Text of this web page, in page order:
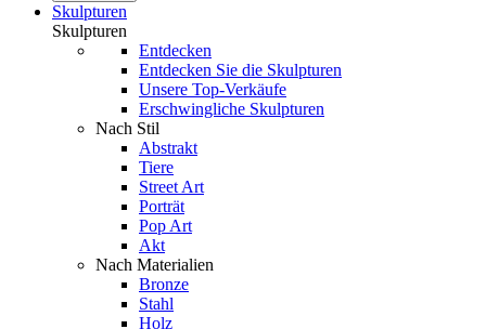
Skulpturen
Skulpturen
Entdecken
Entdecken Sie die Skulpturen
Unsere Top-Verkäufe
Erschwingliche Skulpturen
Nach Stil
Abstrakt
Tiere
Street Art
Porträt
Pop Art
Akt
Nach Materialien
Bronze
Stahl
Holz